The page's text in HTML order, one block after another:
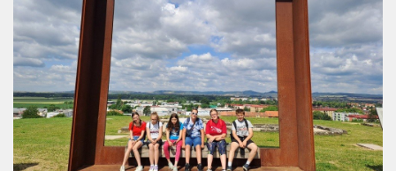
Úvod
Organizace školního roku
Úřední deska